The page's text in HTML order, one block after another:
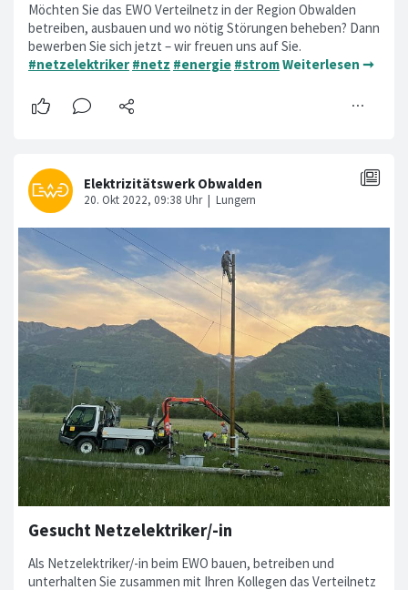
Möchten Sie das EWO Verteilnetz in der Region Obwalden
betreiben, ausbauen und wo nötig Störungen beheben? Dann
bewerben Sie sich jetzt – wir freuen uns auf Sie.
#netzelektriker #netz #energie #stromWeiterlesen ➞
Gesucht Netzelektriker/-in
Als Netzelektriker/-in beim EWO bauen, betreiben und
unterhalten Sie zusammen mit Ihren Kollegen das Verteilnetz